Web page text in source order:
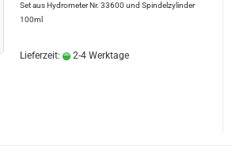
Set aus Hydrometer Nr. 33600 und Spindelzylinder
100ml
Lieferzeit: 2-4 Werktage